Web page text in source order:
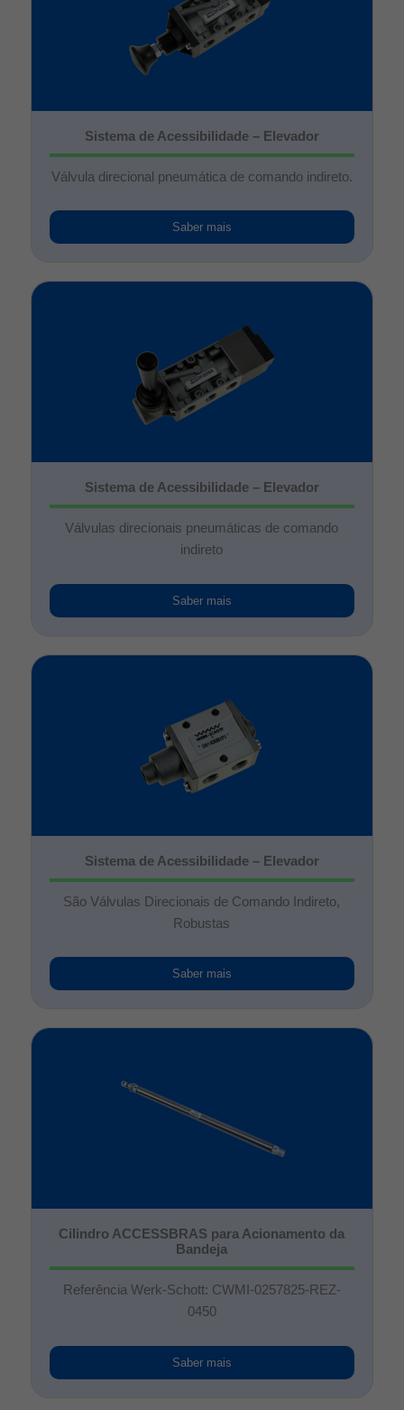
Sistema de Acessibilidade – Elevador
Válvula direcional pneumática de comando indireto.
Saber mais
Sistema de Acessibilidade – Elevador
Válvulas direcionais pneumáticas de comando
indireto
Saber mais
Sistema de Acessibilidade – Elevador
São Válvulas Direcionais de Comando Indireto,
Robustas
Saber mais
Cilindro ACCESSBRAS para Acionamento da
Bandeja
Referência Werk-Schott: CWMI-0257825-REZ-
0450
Saber mais